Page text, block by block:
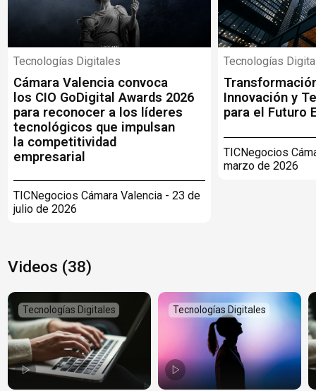
Tecnologías Digitales
Cámara Valencia convoca
los CIO GoDigital Awards 2026
para reconocer a los líderes
tecnológicos que impulsan
la competitividad
empresarial
TICNegocios Cámara Valencia - 23 de
julio de 2026
Tecnologías
Innovación y
para el Futuro
TICNegocios
marzo de 2026
Videos (38)
Tecnologías Digitales Tecnologías Digitales